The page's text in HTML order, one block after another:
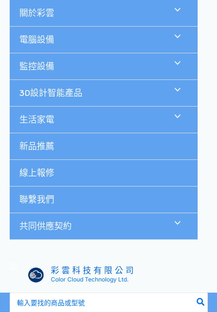
關於彩雲
電腦設備
監控設備
3D設計智能產品
生活家電
新品推薦
線上報修
聯繫我們
共同供應契約
彩 雲 科 技 有 限 公 司
Color Cloud Technology Ltd.
尋：